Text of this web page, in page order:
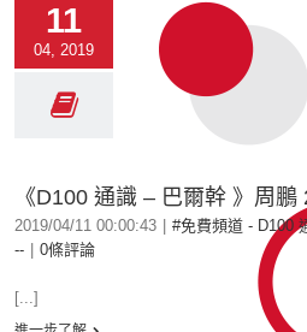
11
04, 2019
《D100 通識 – 巴爾幹 》周鵬
2019/04/11 00:00:43 #免費頻道 - D100
--
0條評論
[...]